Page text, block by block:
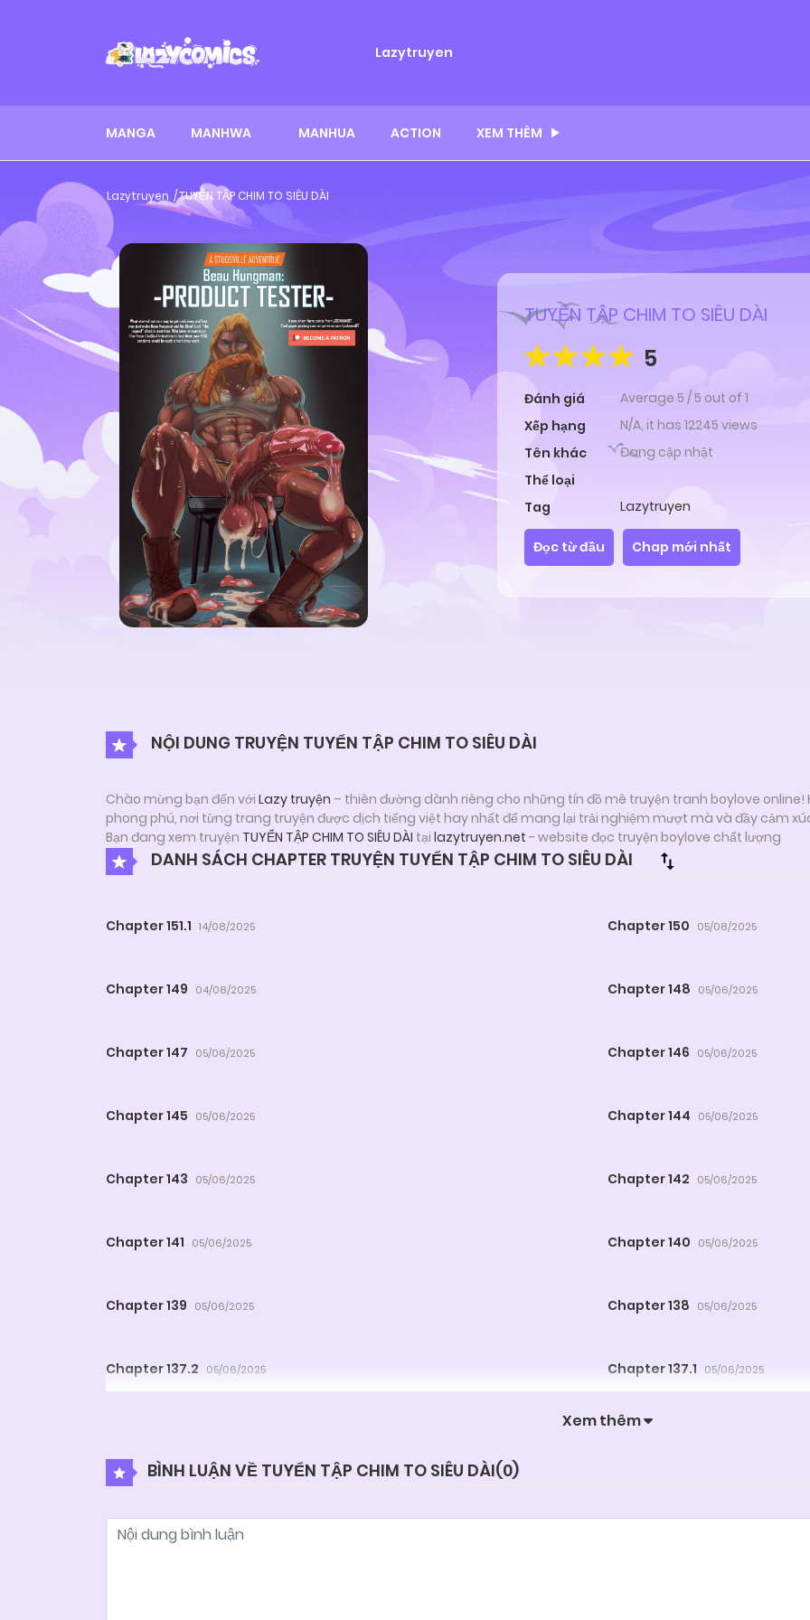
Lazytruyen
MANGA MANHWA MANHUA ACTION XEM THÊM
Lazytruyen TUYỂN TẬP CHIM TO SIÊU DÀI
TUYỂN TẬP CHIM TO SIÊU DÀI
5
Đánh giá Average 5 /5 out of 1
Xếp hạng
N/A, it has 12245 views
Tên khác
Đang cập nhật
Thể loại
Tag
Lazytruyen
Đọc từ đầu Chap mới nhất
NỘI DUNG TRUYỆN TUYỂN TẬP CHIM TO SIÊU DÀI
Chào mừng bạn đến với Lazy truyện – thiên đường dành riêng cho những tín đồ mê truyện tranh boylove
phong phú, nơi từng trang truyện được dịch tiếng việt hay nhất để mang lại trải nghiệm mượt mà và đầy cảm
Bạn đang xem truyện TUYỂN TẬP CHIM TO SIÊU DÀI tại lazytruyen.net - website đọc truyện boylove chất lượng
DANH SÁCH CHAPTER TRUYỆN TUYỂN TẬP CHIM TO SIÊU DÀI
Chapter 151.1 14/08/2025 Chapter 150 05/08/2025
Chapter 149 04/08/2025 Chapter 148 05/06/2025
Chapter 147 05/06/2025 Chapter 146 05/06/2025
Chapter 145 05/06/2025 Chapter 144 05/06/2025
Chapter 143 05/06/2025 Chapter 142 05/06/2025
Chapter 141 05/06/2025 Chapter 140 05/06/2025
Chapter 139 05/06/2025 Chapter 138 05/06/2025
Chapter 137.2 05/06/2025 Chapter 137.1 05/06/2025
Xem thêm
BÌNH LUẬN VỀ TUYỂN TẬP CHIM TO SIÊU DÀI(0)